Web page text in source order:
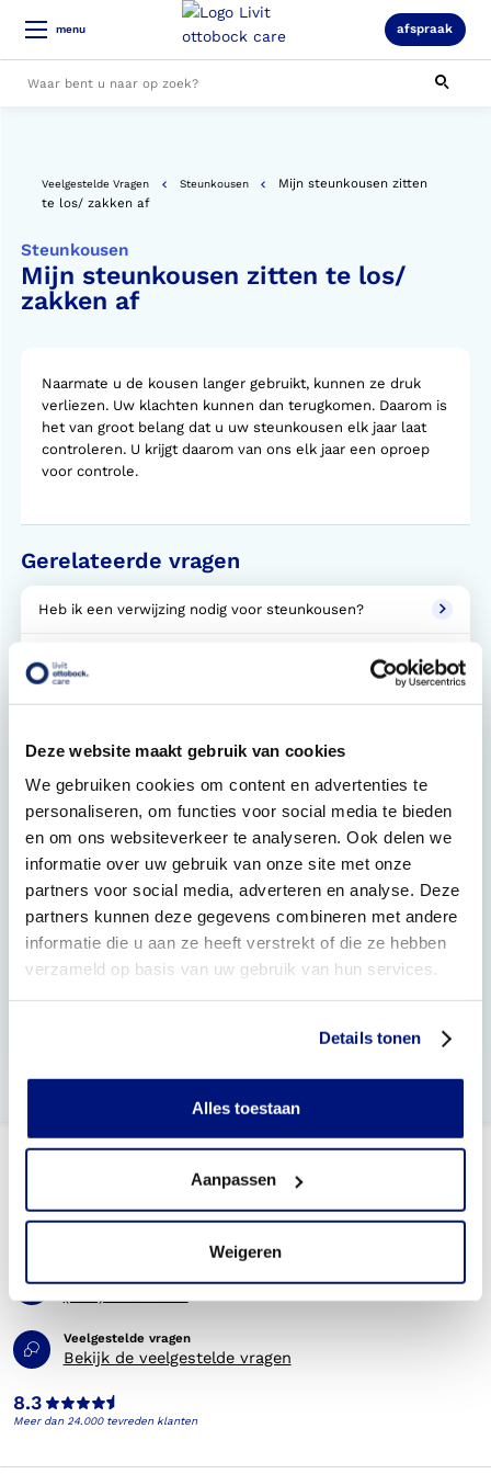
Deze website maakt gebruik van cookies
We gebruiken cookies om content en advertenties te
personaliseren, om functies voor social media te bieden
en om ons websiteverkeer te analyseren. Ook delen we
informatie over uw gebruik van onze site met onze
partners voor social media, adverteren en analyse. Deze
partners kunnen deze gegevens combineren met andere
informatie die u aan ze heeft verstrekt of die ze hebben
verzameld op basis van uw gebruik van hun services.
Details tonen
Alles toestaan
Aanpassen
Weigeren
menu afspraak
Veelgestelde Vragen Steunkousen
Mijn steunkousen zitten
te los/ zakken af
Steunkousen
Mijn steunkousen zitten te los/
zakken af
Naarmate u de kousen langer gebruikt, kunnen ze druk
verliezen. Uw klachten kunnen dan terugkomen. Daarom is
het van groot belang dat u uw steunkousen elk jaar laat
controleren. U krijgt daarom van ons elk jaar een oproep
voor controle.
Gerelateerde vragen
Heb ik een verwijzing nodig voor steunkousen?
Wat is een verwijsbrief?
Bij welke klachten helpen steunkousen?
Hoe werkt Doff & Donner?
Steunkousen aanmeten. Hoe werkt dat?
Welke soorten steunkousen zijn er?
Wat zijn drukklassen 1, 2, 3 en 4?
Wat is de levertijd van mijn steunkousen?
Veelgestelde vragen
Bekijk de veelgestelde vragen
8.3
Meer dan 24.000 tevreden klanten